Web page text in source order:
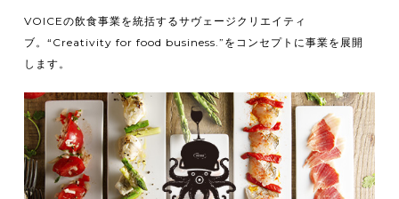
VOICEの飲食事業を統括するサヴェージクリエイティ
ブ。“Creativity for food business.”をコンセプトに事業を展開
します。